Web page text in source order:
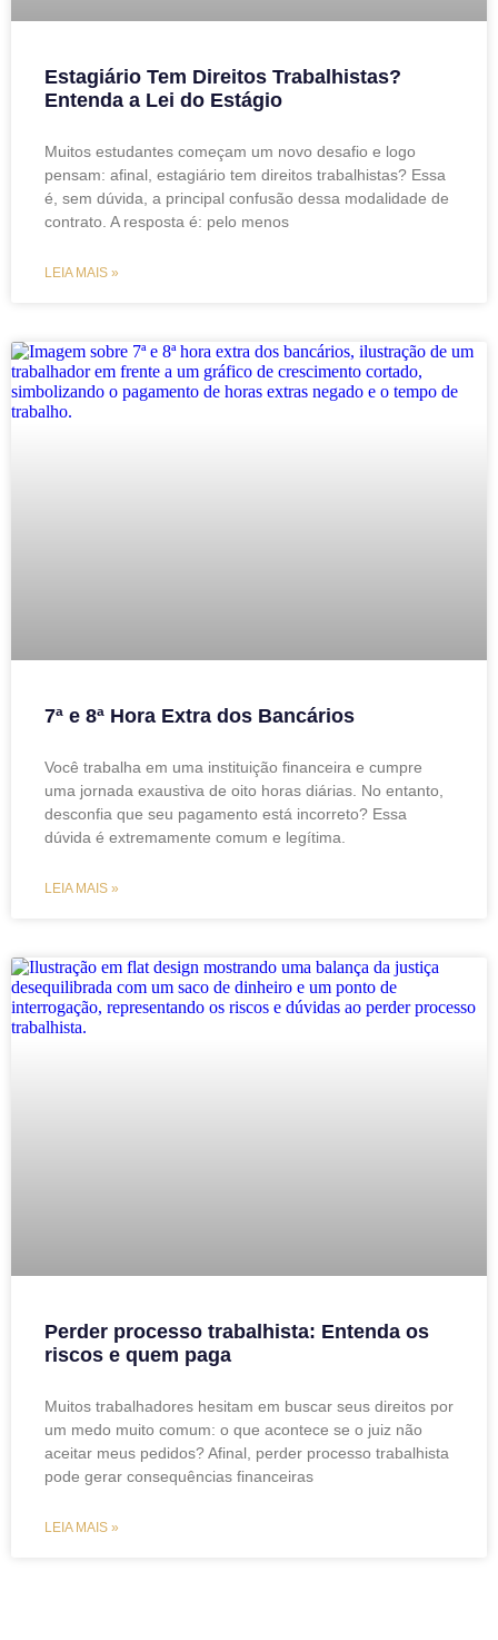
Estagiário Tem Direitos Trabalhistas?
Entenda a Lei do Estágio
Muitos estudantes começam um novo desafio e logo
pensam: afinal, estagiário tem direitos trabalhistas? Essa
é, sem dúvida, a principal confusão dessa modalidade de
contrato. A resposta é: pelo menos
LEIA MAIS »
7ª e 8ª Hora Extra dos Bancários
Você trabalha em uma instituição financeira e cumpre
uma jornada exaustiva de oito horas diárias. No entanto,
desconfia que seu pagamento está incorreto? Essa
dúvida é extremamente comum e legítima.
LEIA MAIS »
Perder processo trabalhista: Entenda os
riscos e quem paga
Muitos trabalhadores hesitam em buscar seus direitos por
um medo muito comum: o que acontece se o juiz não
aceitar meus pedidos? Afinal, perder processo trabalhista
pode gerar consequências financeiras
LEIA MAIS »